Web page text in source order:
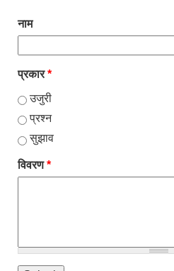
नाम
प्रकार*
उजुरी
प्रश्न
सुझाव
विवरण*